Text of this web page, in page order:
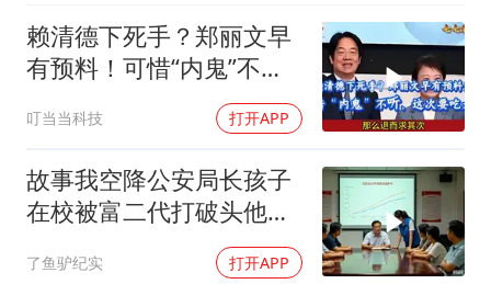
赖清德下死手？郑丽文早
有预料！可惜“内鬼”不
叮当当科技 打开APP
故事我空降公安局长孩子
在校被富二代打破头他爹
了鱼驴纪实 打开APP